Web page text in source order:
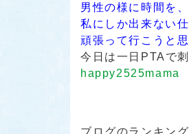
男性の様に時間を
私にしか出来ない
頑張って行こうと
今日は一日PTAで
happy2525mama